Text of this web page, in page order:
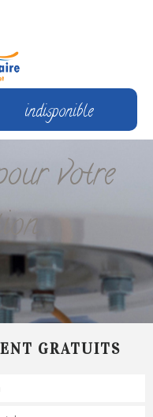
indisponible
votre
GRATUITS